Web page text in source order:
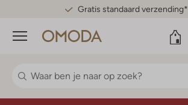
Gratis standaard verzending*
Menu